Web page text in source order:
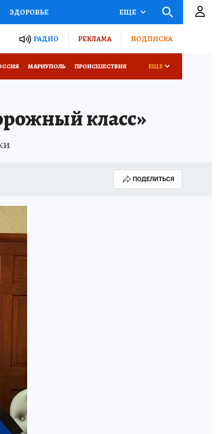
ЗДОРОВЬЕ
РОССИИ
РАБОТА У НАС
ЕЩЕ
РАДИО РЕКЛАМА ПОДПИСКА
МАРИУПОЛЬ ПРОИСШЕСТВИЯ ЕЩЕ
класс»
ПОДЕЛИТЬСЯ